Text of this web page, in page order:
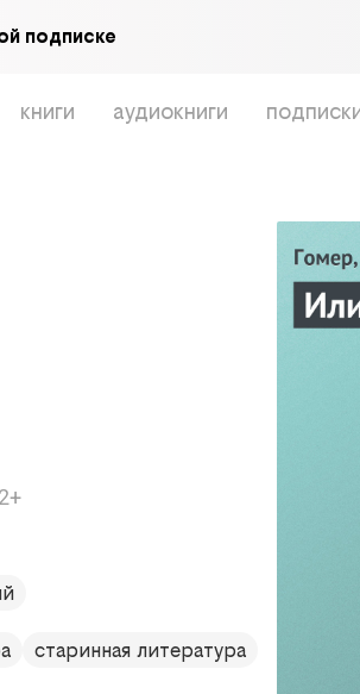
подписке
книги аудиокниги
+
старинная литература